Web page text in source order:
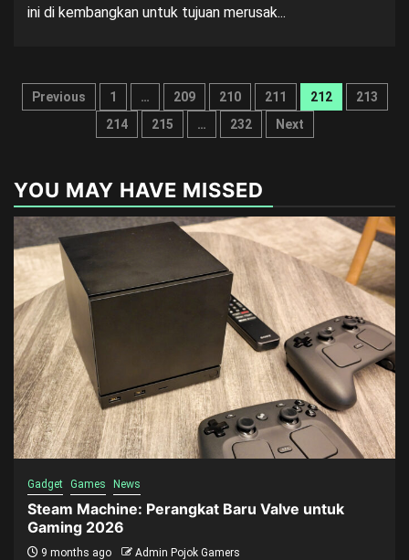
ini di kembangkan untuk tujuan merusak...
Posts
pagination
Previous 1 … 209 210 211 212
213
214
215 … 232 Next
YOU MAY HAVE MISSED
Gadget Games News
Steam Machine: Perangkat Baru Valve untuk
Gaming 2026
9 months ago Admin Pojok Gamers